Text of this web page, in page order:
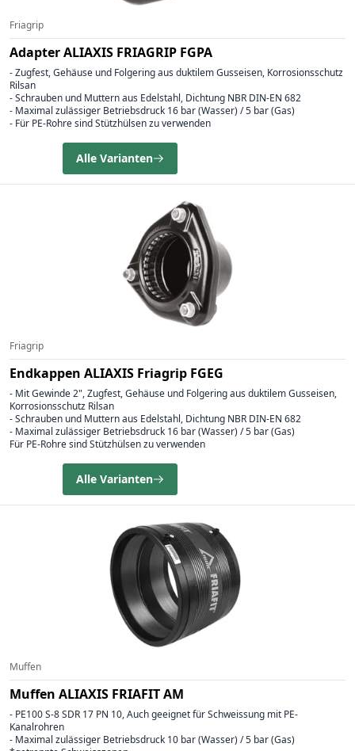
Friagrip
Adapter ALIAXIS FRIAGRIP FGPA
- Zugfest, Gehäuse und Folgering aus duktilem Gusseisen, Korrosionsschutz
Rilsan
- Schrauben und Muttern aus Edelstahl, Dichtung NBR DIN-EN 682
- Maximal zulässiger Betriebsdruck 16 bar (Wasser) / 5 bar (Gas)
- Für PE-Rohre sind Stützhülsen zu verwenden
Alle Varianten
Friagrip
Endkappen ALIAXIS Friagrip FGEG
- Mit Gewinde 2", Zugfest, Gehäuse und Folgering aus duktilem Gusseisen,
Korrosionsschutz Rilsan
- Schrauben und Muttern aus Edelstahl, Dichtung NBR DIN-EN 682
- Maximal zulässiger Betriebsdruck 16 bar (Wasser) / 5 bar (Gas)
Für PE-Rohre sind Stützhülsen zu verwenden
Alle Varianten
Muffen
Muffen ALIAXIS FRIAFIT AM
- PE100 S-8 SDR 17 PN 10, Auch geeignet für Schweissung mit PE-
Kanalrohren
- Maximal zulässiger Betriebsdruck 10 bar (Wasser) / 5 bar (Gas)